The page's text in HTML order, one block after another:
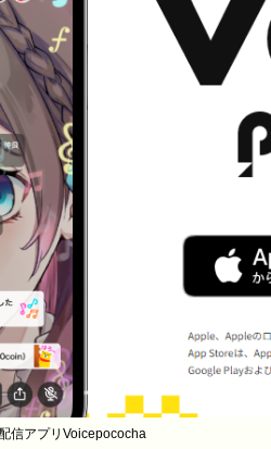
信アプリVoicepococha